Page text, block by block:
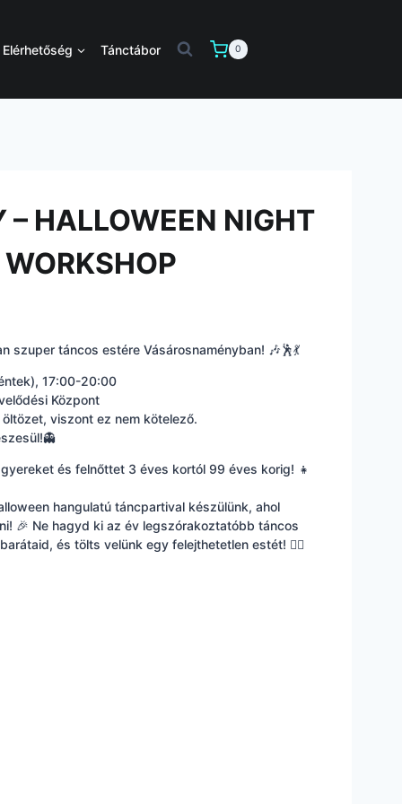
Elérhetőség Tánctábor 0
– HALLOWEEN NIGHT
szuper táncos estére Vásárosnaményban! 🎶🕺💃
17:00-20:00
Központ
viszont ez nem kötelező.
és felnőttet 3 éves kortól 99 éves korig! 👧
hangulatú táncpartival készülünk, ahol
🎉 Ne hagyd ki az év legszórakoztatóbb táncos
és tölts velünk egy felejthetetlen estét! 🧛‍♂️